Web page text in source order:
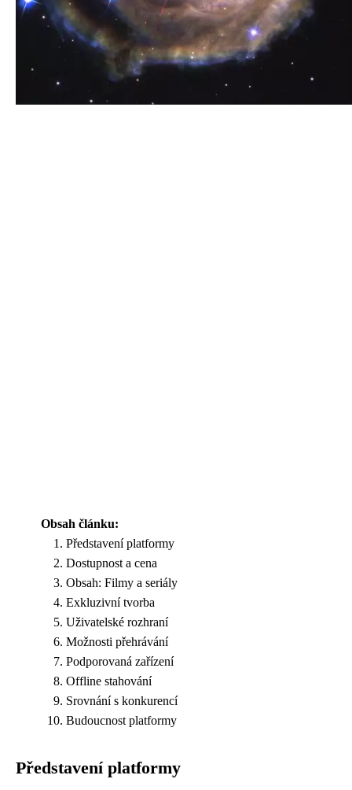
Obsah článku:
Představení platformy
Dostupnost a cena
Obsah: Filmy a seriály
Exkluzivní tvorba
Uživatelské rozhraní
Možnosti přehrávání
Podporovaná zařízení
Offline stahování
Srovnání s konkurencí
Budoucnost platformy
Představení platformy